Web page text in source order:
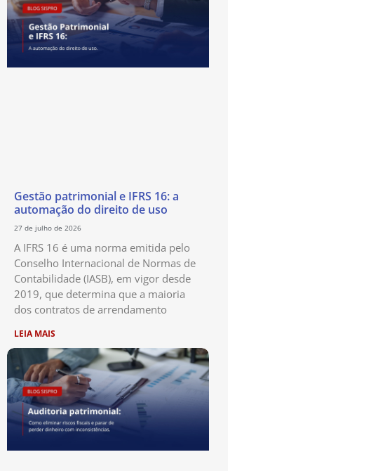
Gestão patrimonial e IFRS 16: a
automação do direito de uso
27 de julho de 2026
A IFRS 16 é uma norma emitida pelo
Conselho Internacional de Normas de
Contabilidade (IASB), em vigor desde
2019, que determina que a maioria
dos contratos de arrendamento
LEIA MAIS